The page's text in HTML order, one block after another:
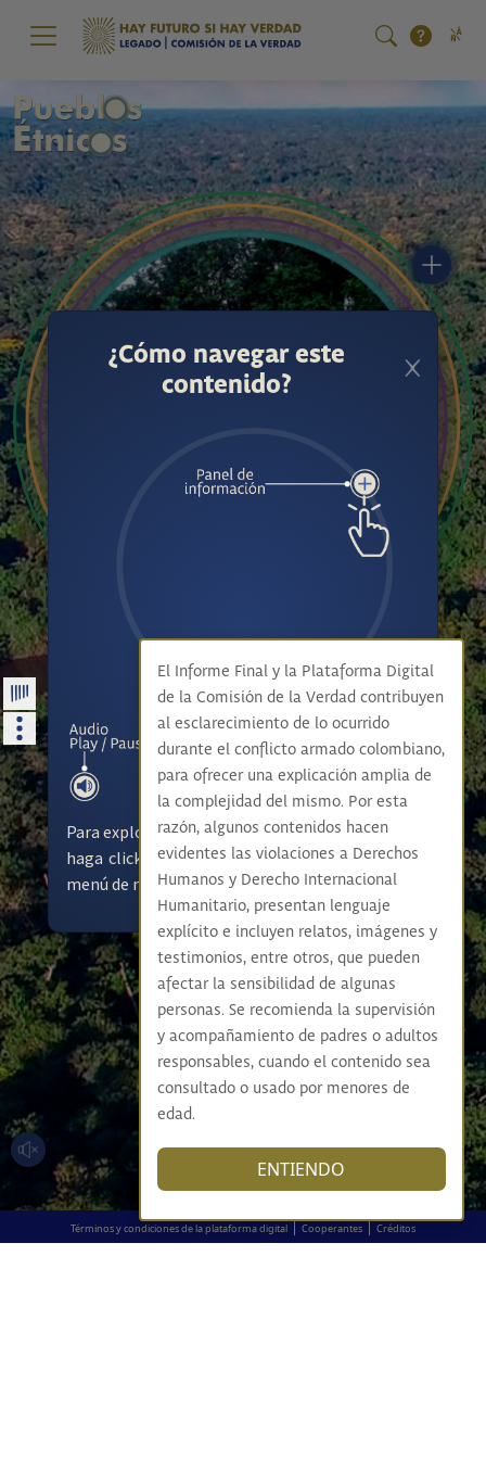
Pasar al contenido principal
¿Cómo navegar este
contenido?
Para explorar el contenido de este componente
haga click en los botones que hacen parte del
menú de navegación.
Términos y condiciones de la plataforma digital|Cooperantes|Créditos
El Informe Final y la Plataforma Digital
de la Comisión de la Verdad contribuyen
al esclarecimiento de lo ocurrido
durante el conflicto armado colombiano,
para ofrecer una explicación amplia de
la complejidad del mismo. Por esta
razón, algunos contenidos hacen
evidentes las violaciones a Derechos
Humanos y Derecho Internacional
Humanitario, presentan lenguaje
explícito e incluyen relatos, imágenes y
testimonios, entre otros, que pueden
afectar la sensibilidad de algunas
personas. Se recomienda la supervisión
y acompañamiento de padres o adultos
responsables, cuando el contenido sea
consultado o usado por menores de
edad.
ENTIENDO